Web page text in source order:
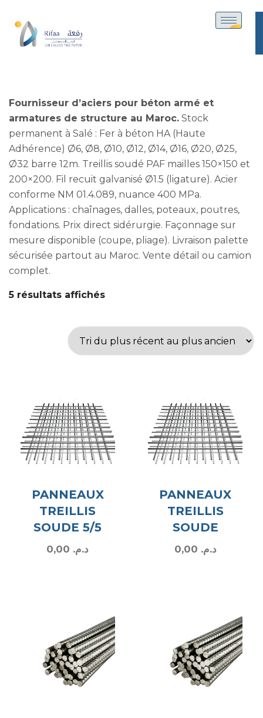
Fournisseur d’aciers pour béton armé et
armatures de structure au Maroc. Stock
permanent à Salé : Fer à béton HA (Haute
Adhérence) Ø6, Ø8, Ø10, Ø12, Ø14, Ø16, Ø20, Ø25,
Ø32 barre 12m. Treillis soudé PAF mailles 150×150 et
200×200. Fil recuit galvanisé Ø1.5 (ligature). Acier
conforme NM 01.4.089, nuance 400 MPa.
Applications : chaînages, dalles, poteaux, poutres,
fondations. Prix direct sidérurgie. Façonnage sur
mesure disponible (coupe, pliage). Livraison palette
sécurisée partout au Maroc. Vente détail ou camion
complet.
5 résultats affichés
PANNEAUX
TREILLIS
SOUDE 5/5
د.م.
PANNEAUX
TREILLIS
SOUDE
د.م.